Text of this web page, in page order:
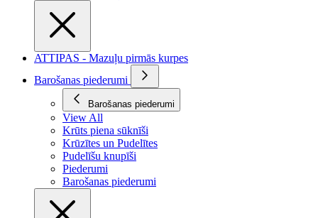
ATTIPAS - Mazuļu pirmās kurpes
Barošanas piederumi
Barošanas piederumi
View All
Krūts piena sūknīši
Krūzītes un Pudelītes
Pudelīšu knupīši
Piederumi
Barošanas piederumi